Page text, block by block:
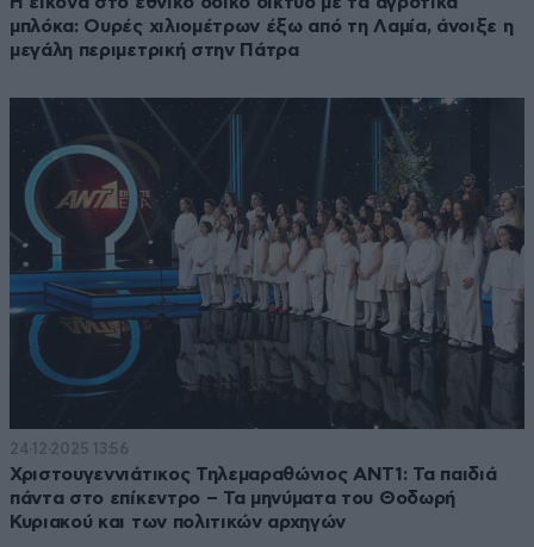
μπλόκα: Ουρές χιλιομέτρων έξω από τη Λαμία, άνοιξε η
μεγάλη περιμετρική στην Πάτρα
24·12·2025 13:56
Χριστουγεννιάτικος Τηλεμαραθώνιος ΑΝΤ1: Τα παιδιά
πάντα στο επίκεντρο – Τα μηνύματα του Θοδωρή
Κυριακού και των πολιτικών αρχηγών